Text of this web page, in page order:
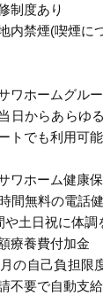
制度あり
内禁煙(喫煙に
サワホームグル
日からあらゆ
トでも利用可
ワホーム健康
時間無料の電話
や土日祝に体調
療養費付加金
の自己負担限
不要で自動支給